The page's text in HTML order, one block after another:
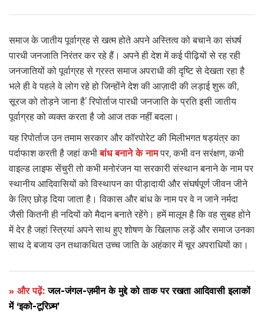
समाज के जातीय पूर्वाग्रह से खत्म होते अपने अस्तित्व को बचाने का संघर्ष
पारधी जनजाति निरंतर कर रहे हैं। अपने ही देश में कई पीढ़ियों से रह रही
जनजातियों को पूर्वाग्रह से ग्रस्त समाज अपराधी की दृष्टि से देखता रहा है
भले ही वे पहले वे लोग रहे हो जिन्होंने देश की आज़ादी की लड़ाई शुरू की,
सूरज को तोड़ने जाना है’ रिपोर्ताज पारधी जनजाति के प्रति इसी जातीय
पूर्वाग्रह को व्यक्त करता है जो आज तक नहीं बदला।
यह रिपोर्ताज उन तमाम सरकार और कॉरपोरेट की मिलीभगत षड्यंत्र का
पर्दाफाश करती है जहां कभीबांध बनाने के नामपर, कभी वन सरंक्षण, कभी
वाइल्ड लाइफ सेंचुरी तो कभी मनोरंजन या सरकारी संस्थान बनाने के नाम पर
स्थानीय आदिवासियों को विस्थापन का पीड़ादायी और संघर्षपूर्ण जीवन जीने
के लिए छोड़ दिया जाता है। विकास और बांध के नाम पर वे न जाने नर्मदा
जैसी कितनी ही नदियों को मैदान बनाते रहेंगे। हमें मालूम है कि वह सुबह होने
में देर है जहां स्त्रियां अपने साथ हुए शोषण के खिलाफ लड़ें और समाज उनका
साथ दे बजाय उन तथाकथित उच्च जाति के अहंकार में चूर अपराधियों का।
» और पढ़ें:जल-जंगल-ज़मीन के मुद्दे को ताक पर रखता आदिवासी इलाकों
में ‘इको-टूरिज़्म’